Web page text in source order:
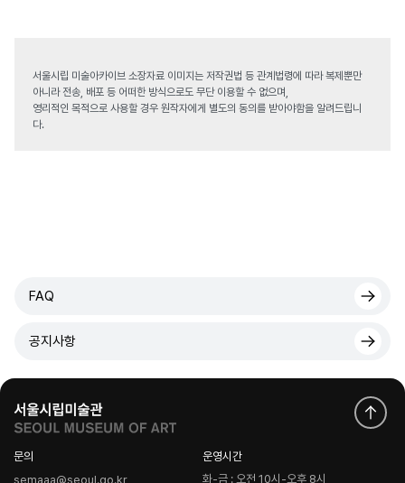
서울시립 미술아카이브 소장자료 이미지는 저작권법 등 관계법령에 따라 복제뿐만
아니라 전송, 배포 등 어떠한 방식으로도 무단 이용할 수 없으며,
영리적인 목적으로 사용할 경우 원작자에게 별도의 동의를 받아야함을 알려드립니
다.
FAQ
공지사항
문의
semaaa@seoul.go.kr
운영시간
화-금 : 오전 10시-오후 8시